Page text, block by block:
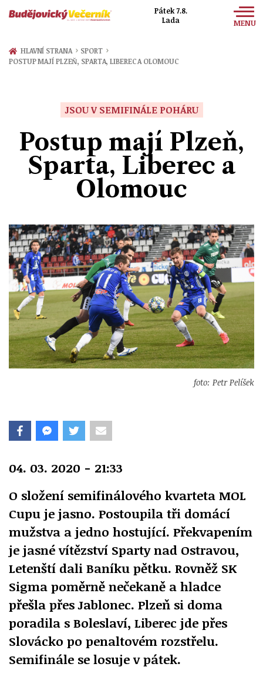
Pátek 7.8.
Lada
MENU
Zprávy
Společnost
HLAVNÍ STRANA › SPORT ›
POSTUP MAJÍ PLZEŇ, SPARTA, LIBEREC A OLOMOUC
JSOU V SEMIFINÁLE POHÁRU
Postup mají Plzeň,
Sparta, Liberec a
Olomouc
foto: Petr Pelíšek
04. 03. 2020 - 21:33
O složení semifinálového kvarteta MOL
Cupu je jasno. Postoupila tři domácí
mužstva a jedno hostující. Překvapením
je jasné vítězství Sparty nad Ostravou,
Letenští dali Baníku pětku. Rovněž SK
Sigma poměrně nečekaně a hladce
přešla přes Jablonec. Plzeň si doma
poradila s Boleslaví, Liberec jde přes
Slovácko po penaltovém rozstřelu.
Semifinále se losuje v pátek.